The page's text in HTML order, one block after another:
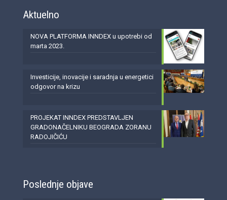
Aktuelno
NOVA PLATFORMA INNDEX u upotrebi od
marta 2023.
Investicije, inovacije i saradnja u energetici
odgovor na krizu
PROJEKAT INNDEX PREDSTAVLJEN
GRADONAČELNIKU BEOGRADA ZORANU
RADOJIČIĆU
Poslednje objave